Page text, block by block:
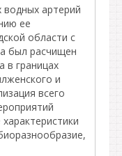
артерий
ее
области с
был расчищен
в границах
и
всего